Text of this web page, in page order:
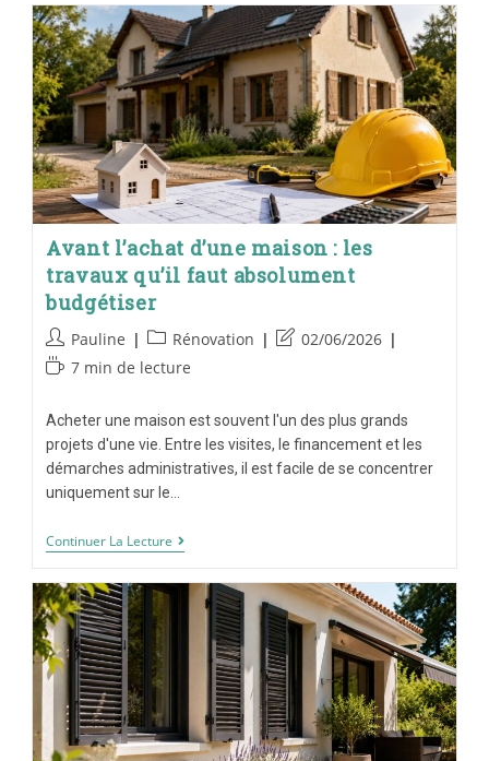
Avant l’achat d’une maison : les
travaux qu’il faut absolument
budgétiser
Pauline Rénovation
02/06/2026
7 min de lecture
Acheter une maison est souvent l'un des plus grands
projets d'une vie. Entre les visites, le financement et les
démarches administratives, il est facile de se concentrer
uniquement sur le…
Continuer La Lecture